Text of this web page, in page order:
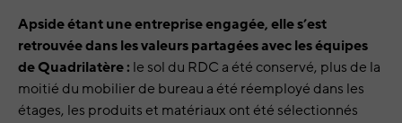
Apside étant une entreprise engagée, elle s’est
retrouvée dans les valeurs partagées avec les équipes
de Quadrilatère : le sol du RDC a été conservé, plus de la
moitié du mobilier de bureau a été réemployé dans les
étages, les produits et matériaux ont été sélectionnés